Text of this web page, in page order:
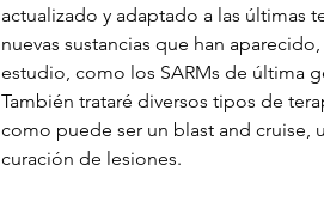
actualizado y adaptado a las últimas
nuevas sustancias que han
estudio, como los SARMs de última
También trataré diversos tipos de
como puede ser un blast and cruise,
curación de lesiones.